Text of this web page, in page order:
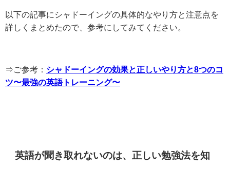
以下の記事にシャドーイングの具体的なやり方と注意点を
詳しくまとめたので、参考にしてみてください。
⇒ご参考： シャドーイングの効果と正しいやり方と8つのコ
ツ〜最強の英語トレーニング〜
英語が聞き取れないのは、正しい勉強法を知